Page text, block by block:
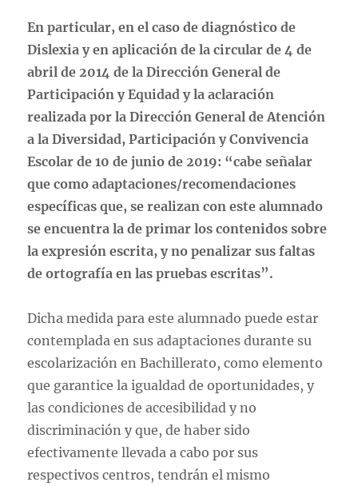
En particular, en el caso de diagnóstico de
Dislexia y en aplicación de la circular de 4 de
abril de 2014 de la Dirección General de
Participación y Equidad y la aclaración
realizada por la Dirección General de Atención
a la Diversidad, Participación y Convivencia
Escolar de 10 de junio de 2019: “cabe señalar
que como adaptaciones/recomendaciones
específicas que, se realizan con este alumnado
se encuentra la de primar los contenidos sobre
la expresión escrita, y no penalizar sus faltas
de ortografía en las pruebas escritas”.
Dicha medida para este alumnado puede estar
contemplada en sus adaptaciones durante su
escolarización en Bachillerato, como elemento
que garantice la igualdad de oportunidades, y
las condiciones de accesibilidad y no
discriminación y que, de haber sido
efectivamente llevada a cabo por sus
respectivos centros, tendrán el mismo